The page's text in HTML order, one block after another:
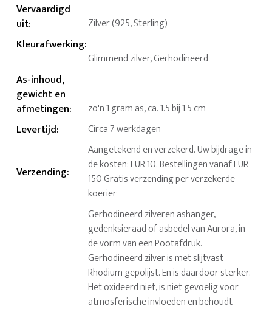
Vervaardigd
uit: Zilver (925, Sterling)
Kleurafwerking:
Glimmend zilver, Gerhodineerd
As-inhoud,
gewicht en
afmetingen: zo'n 1 gram as, ca. 1.5 bij 1.5 cm
Levertijd: Circa 7 werkdagen
Verzending:
Aangetekend en verzekerd. Uw bijdrage in
de kosten: EUR 10. Bestellingen vanaf EUR
150 Gratis verzending per verzekerde
koerier
Gerhodineerd zilveren ashanger,
gedenksieraad of asbedel van Aurora, in
de vorm van een Pootafdruk.
Gerhodineerd zilver is met slijtvast
Rhodium gepolijst. En is daardoor sterker.
Het oxideerd niet, is niet gevoelig voor
atmosferische invloeden en behoudt